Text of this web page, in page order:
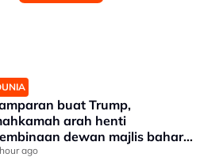
buat Trump,
arah henti
dewan majlis baharu
House bernilai RM1.6 bilion
ago